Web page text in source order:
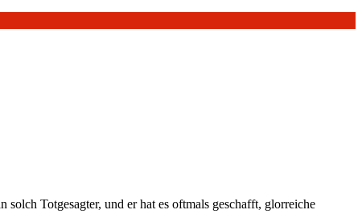
Totgesagter, und er hat es oftmals geschafft, glorreiche